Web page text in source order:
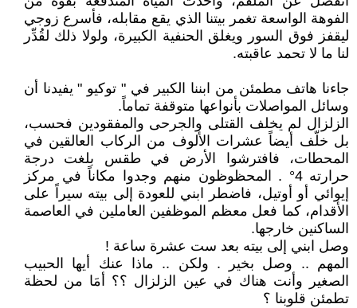
الفوهة الواسعة تغمر بيتنا الذي يقع مقابله، فأسرع زوجي
ليقفز فوق السور ويغلق الحنفية الكبيرة، ولولا ذلك لقُدِّر
لنا ما لا تحمد عاقبته.
جاءنا هاتف مطمئن من ابننا الكبير في " توكيو " يفيدنا أن
وسائل المواصلات بأنواعها متوقفة تماماً.
الزلزال لم يخلف القتلى والجرحى والمفقودين فحسب،
بل خلّف أيضاً عشرات الألوف من الركاب العالقين في
المحطات، فافترشوا الأرض في طقس بلغت درجة
حرارته 4° . المحظوظون منهم وجدوا مكاناً في مركز
إيوائي أو أوتيل، فاضطر ابني للعودة إلى بيته سيراً على
الأقدام، كما فعل معظم الموظفين العاملين في العاصمة
الساكنين خارجها.
وصل ابني إلى بيته بعد ست عشرة ساعة !
المهم .. وصل بخير . ولكن .. ماذا عنك أيها الحبيب
الصغير وأنت هناك في عين الزلزال ؟؟ أمَا من لحظة
تطمئن قلوبنا ؟